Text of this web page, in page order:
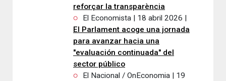
reforçar la transparència
El Economista | 18 abril 2026 |
El Parlament acoge una jornada
para avanzar hacia una
"evaluación continuada" del
sector público
El Nacional / OnEconomia | 19